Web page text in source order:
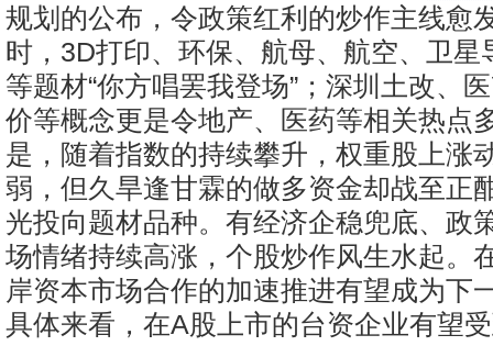
规划的公布，令政策红利的炒作主线愈
时，3D打印、环保、航母、航空、卫星
等题材“你方唱罢我登场”；深圳土改、
价等概念更是令地产、医药等相关热点
是，随着指数的持续攀升，权重股上涨
弱，但久旱逢甘霖的做多资金却战至正
光投向题材品种。有经济企稳兜底、政
场情绪持续高涨，个股炒作风生水起。
岸资本市场合作的加速推进有望成为下
具体来看，在A股上市的台资企业有望